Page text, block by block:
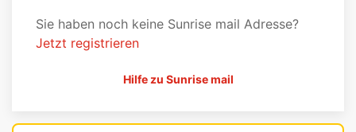
Sie haben noch keine Sunrise mail Adresse?
Jetzt registrieren
Hilfe zu Sunrise mail